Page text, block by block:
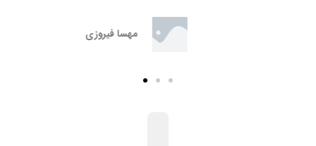
مهسا فیروزی